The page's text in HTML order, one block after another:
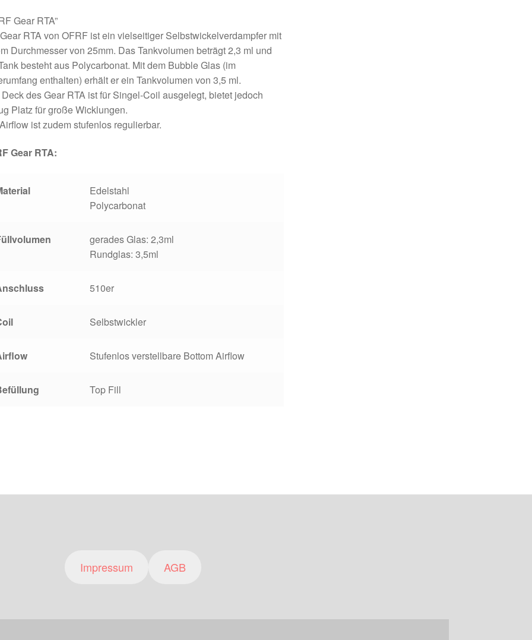
Gear RTA”
RTA von OFRF ist ein vielseitiger Selbstwickelverdampfer mit
Durchmesser von 25mm. Das Tankvolumen beträgt 2,3 ml und
besteht aus Polycarbonat. Mit dem Bubble Glas (im
enthalten) erhält er ein Tankvolumen von 3,5 ml.
des Gear RTA ist für Singel-Coil ausgelegt, bietet jedoch
Platz für große Wicklungen.
ist zudem stufenlos regulierbar.
Gear RTA:
Edelstahl
Polycarbonat
gerades Glas: 2,3ml
Rundglas: 3,5ml
510er
Selbstwickler
Stufenlos verstellbare Bottom Airflow
Top Fill
Impressum AGB